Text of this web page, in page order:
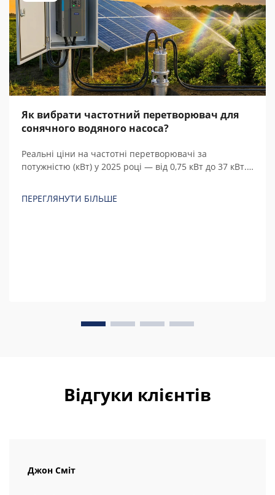
Як вибрати частотний перетворювач для
сонячного водяного насоса?
Реальні ціни на частотні перетворювачі за
потужністю (кВт) у 2025 році — від 0,75 кВт до 37 кВт.
володіння.
ПЕРЕГЛЯНУТИ БІЛЬШЕ
Відгуки клієнтів
Джон Сміт